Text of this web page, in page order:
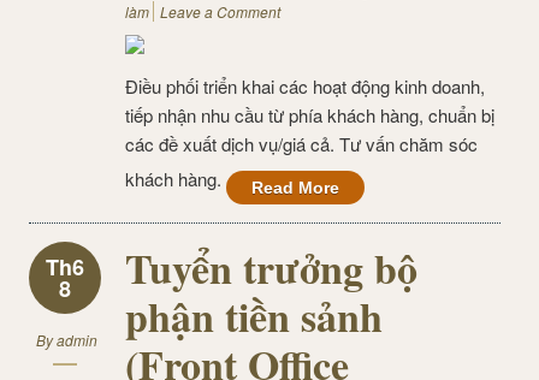
làm Leave a Comment
Điều phối triển khai các hoạt động kinh doanh,
tiếp nhận nhu cầu từ phía khách hàng, chuẩn bị
các đề xuất dịch vụ/giá cả. Tư vấn chăm sóc
khách hàng.
Read More
Th6
8
Byadmin
Tuyển trưởng bộ
phận tiền sảnh
(Front Office